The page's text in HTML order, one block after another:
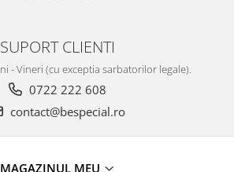
SUPORT CLIENTI
- Vineri (cu exceptia sarbatorilor legale).
0722 222 608
contact@bespecial.ro
MAGAZINUL MEU